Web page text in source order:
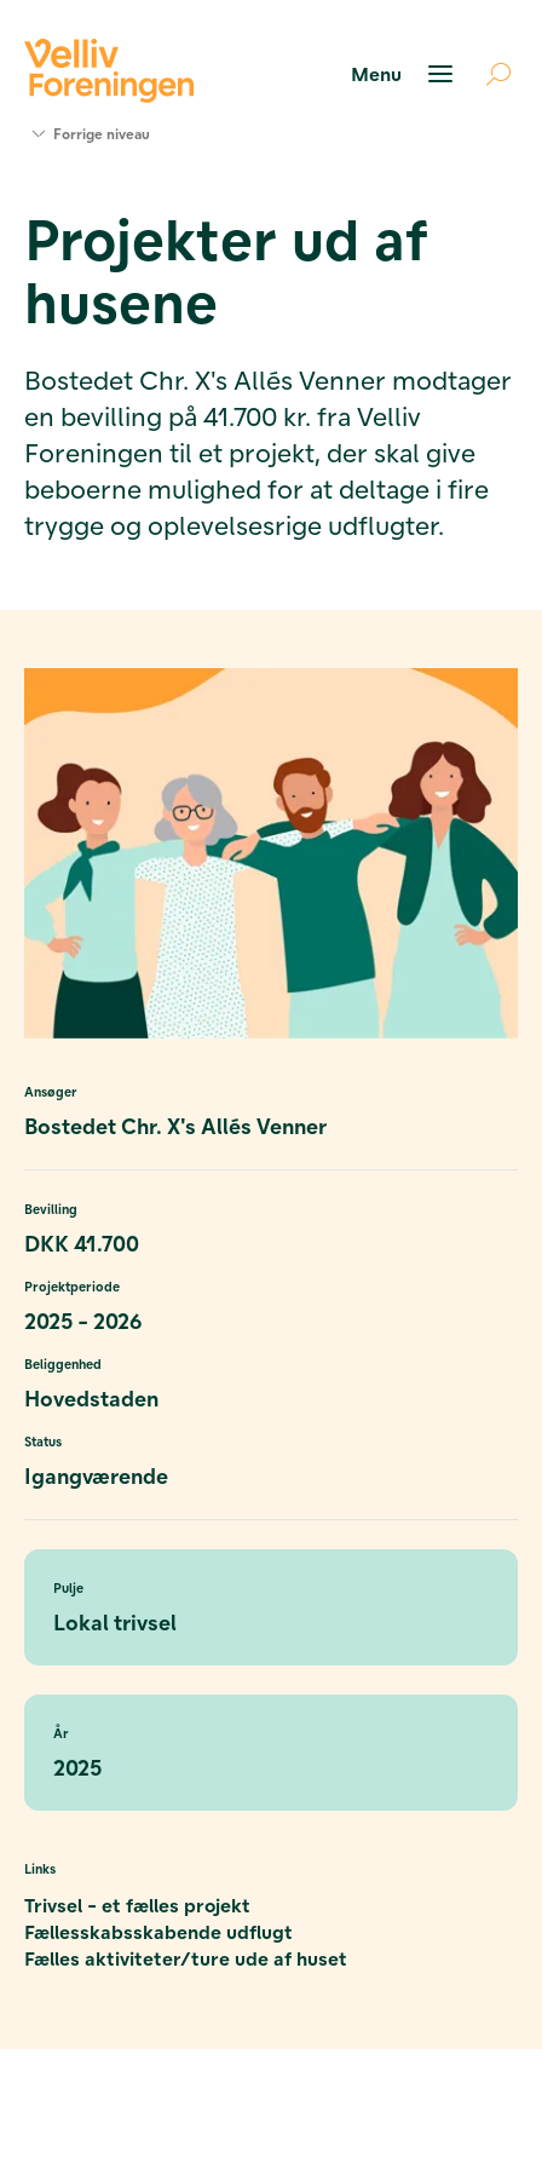
Værktøjer
og viden
Om Velliv
Foreningen
Forrige niveau
Projekter ud af
husene
Bostedet Chr. X's Allés Venner modtager
en bevilling på 41.700 kr. fra Velliv
Foreningen til et projekt, der skal give
beboerne mulighed for at deltage i fire
trygge og oplevelsesrige udflugter.
Ansøger
Bostedet Chr. X's Allés Venner
Bevilling
DKK 41.700
Projektperiode
2025 - 2026
Beliggenhed
Hovedstaden
Status
Igangværende
Pulje
Lokal trivsel
År
2025
Links
Trivsel - et fælles projekt
Fællesskabsskabende udflugt
Fælles aktiviteter/ture ude af huset